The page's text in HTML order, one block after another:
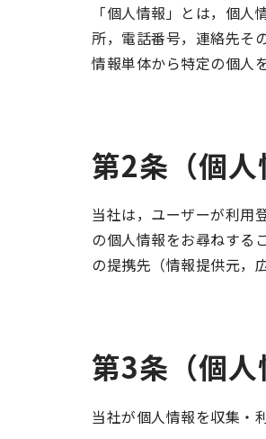
「個人情報」とは，個
所，電話番号，連絡先そ
情報単体から特定の個人
第2条（個人
当社は，ユーザーが利用
の個人情報をお尋ねする
の提携先（情報提供元，
第3条（個人
当社が個人情報を収集・